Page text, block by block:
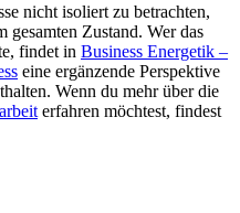
nicht isoliert zu betrachten,
gesamten Zustand. Wer das
findet in Business Energetik –
eine ergänzende Perspektive
Wenn du mehr über die
erfahren möchtest, findest